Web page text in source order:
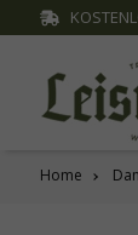
Home